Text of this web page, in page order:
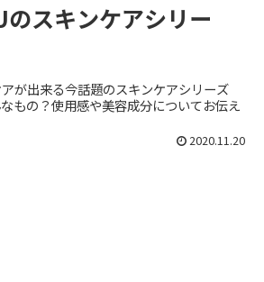
スキンケアシリー
が出来る今話題のスキンケアシリーズ
なもの？使用感や美容成分についてお伝え
2020.11.20